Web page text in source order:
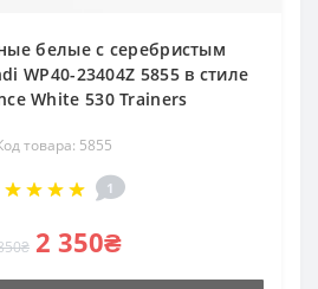
белые с серебристым
WP40-23404Z 5855 в стиле
White 530 Trainers
товара: 5855
1
2 350₴